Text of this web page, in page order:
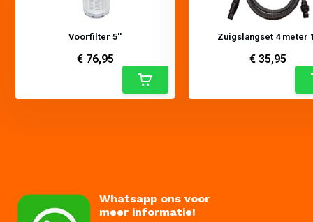
Voorfilter 5''
€ 76,95
Zuigslangset 4 meter
€ 35,95
Whatsapp ons voor
meer informatie!